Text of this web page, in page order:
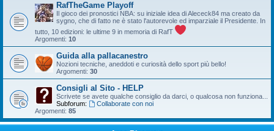
RafTheGame Playoff
Il gioco dei pronostici NBA: su iniziale idea di Alececk84 ma creato da
sygno, che di fatto ne è stato l'autorevole ed imparziale il Presidente. In
tutto, 10 edizioni: le ultime 9 in memoria di RafT
Argomenti: 10
Guida alla pallacanestro
Nozioni tecniche, aneddoti e curiosità dello sport più bello!
Argomenti: 30
Consigli al Sito - HELP
Scrivete se avete qualche consiglio da darci, o qualcosa non funziona...
Subforum:
Collaborate con noi
Argomenti: 85